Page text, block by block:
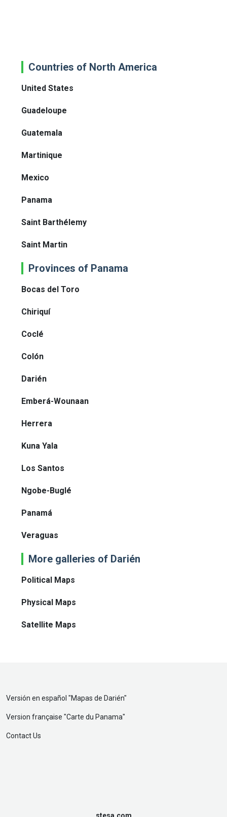
Countries of North America
United States
Guadeloupe
Guatemala
Martinique
Mexico
Panama
Saint Barthélemy
Saint Martin
Provinces of Panama
Bocas del Toro
Chiriquí
Coclé
Colón
Darién
Emberá-Wounaan
Herrera
Kuna Yala
Los Santos
Ngobe-Buglé
Panamá
Veraguas
More galleries of Darién
Political Maps
Physical Maps
Satellite Maps
Versión en español "Mapas de Darién"
Version française "Carte du Panama"
Contact Us
stesa.com